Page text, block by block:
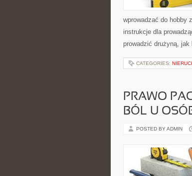
wprowadzać do hobby
instrukcje dla
prowadzić drużyną,
CATEGORIES:
PRAWO
BÓL U
POSTED BY ADMIN